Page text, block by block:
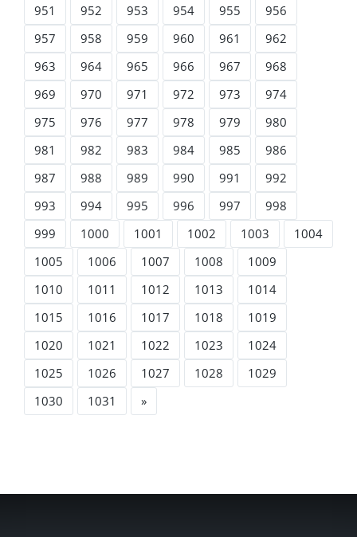
951
952 953 954 955
956
957
958 959 960 961
962
963
964 965 966 967
968
969
970 971 972 973
974
975
976 977 978 979
980
981
982 983 984 985
986
987
988 989 990 991
992
993
994 995 996 997
998
999
1000 1001 1002 1003
1004
1005
1006 1007 1008
1009
1010
1011 1012 1013
1014
1015
1016 1017 1018
1019
1020
1021 1022 1023
1024
1025
1026 1027 1028
1029
1030
1031 »